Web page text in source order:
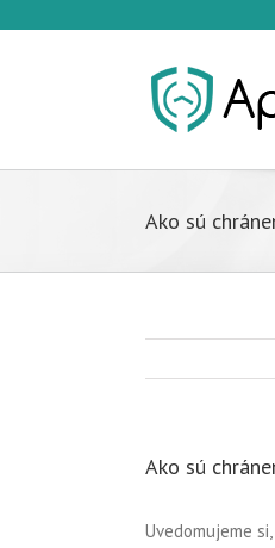
Ako sú
Ako sú
Uvedomujeme